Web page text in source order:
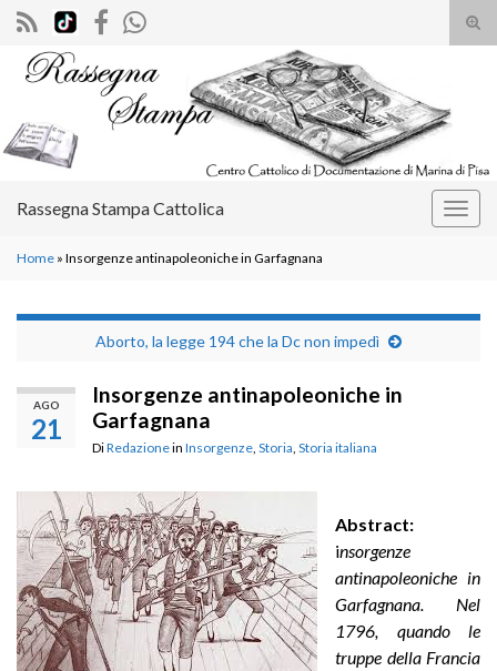
il
Search for:
Rassegna Stampa Cattolica
Home » Insorgenze antinapoleoniche in Garfagnana
Aborto, la legge 194 che la Dc non impedì
AGO
21
Insorgenze antinapoleoniche in
Garfagnana
DiRedazionein Insorgenze Storia Storia italiana
Abstract:
insorgenze
antinapoleoniche in
Garfagnana. Nel
1796, quando le
truppe della Francia